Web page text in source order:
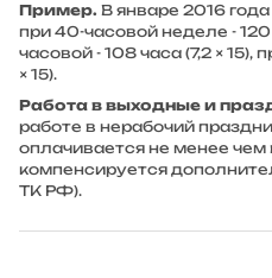
Пример. В январе 2016
при 40-часовой неделе - 120
часовой - 108 часа (7,2 × 15),
× 15).
Работа в выходные и
работе в нерабочий
оплачивается не менее
компенсируется
ТК РФ).